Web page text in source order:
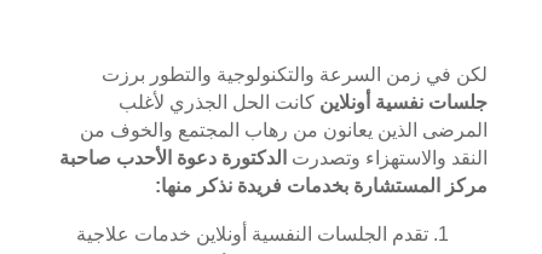
لكن في زمن السرعة والتكنولوجية والتطور برزت
جلسات نفسية أونلاين كانت الحل الجذري لأغلب
المرضى الذين يعانون من رهاب المجتمع والخوف من
النقد والاستهزاء وتصدرت الدكتورة دعوة الأحدب صاحبة
مركز المستشارة بخدمات فريدة نذكر منها:
تقدم الجلسات النفسية أونلاين خدمات علاجية